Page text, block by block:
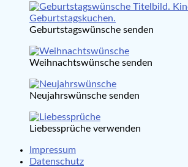
Geburtstagswünsche senden
Weihnachtswünsche senden
Neujahrswünsche senden
Liebessprüche verwenden
Impressum
Datenschutz